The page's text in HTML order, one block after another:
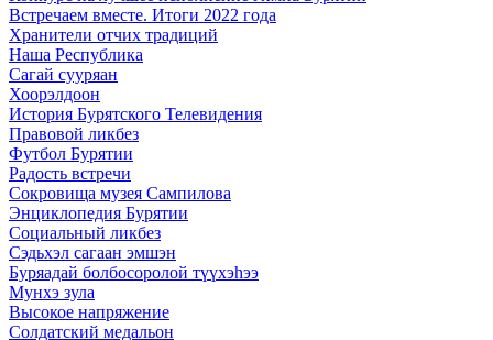
Встречаем вместе. Итоги 2022 года
Хранители отчих традиций
Наша Республика
Сагай сууряан
Хоорэлдоон
История Бурятского Телевидения
Правовой ликбез
Футбол Бурятии
Радость встречи
Сокровища музея Сампилова
Энциклопедия Бурятии
Социальный ликбез
Сэдьхэл сагаан эмшэн
Буряадай болбосоролой түүхэhээ
Мунхэ зула
Высокое напряжение
Солдатский медальон